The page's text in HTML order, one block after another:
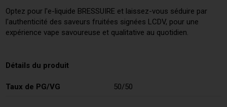
Optez pour l'e-liquide BRESSUIRE et laissez-vous séduire par
l'authenticité des saveurs fruitées signées LCDV, pour une
expérience vape savoureuse et qualitative au quotidien.
Détails du produit
Taux de PG/VG 50/50